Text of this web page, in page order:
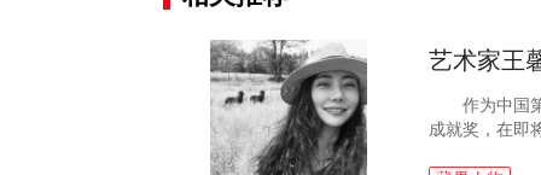
艺术家王
作为中国第
成就奖，在即